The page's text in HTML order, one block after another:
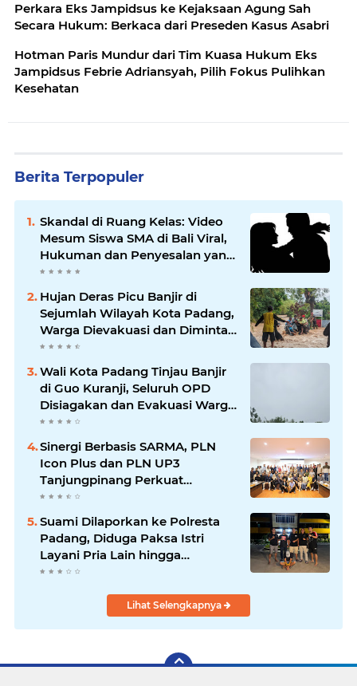
Perkara Eks Jampidsus ke Kejaksaan Agung Sah
Secara Hukum: Berkaca dari Preseden Kasus Asabri
Hotman Paris Mundur dari Tim Kuasa Hukum Eks
Jampidsus Febrie Adriansyah, Pilih Fokus Pulihkan
Kesehatan
Berita Terpopuler
Skandal di Ruang Kelas: Video
Mesum Siswa SMA di Bali Viral,
Hukuman dan Penyesalan yang
Mengikuti
Hujan Deras Picu Banjir di
Sejumlah Wilayah Kota Padang,
Warga Dievakuasi dan Diminta
Waspada Banjir Susulan
Wali Kota Padang Tinjau Banjir
di Guo Kuranji, Seluruh OPD
Disiagakan dan Evakuasi Warga
Dipercepat
Sinergi Berbasis SARMA, PLN
Icon Plus dan PLN UP3
Tanjungpinang Perkuat
Kolaborasi Strategis
Suami Dilaporkan ke Polresta
Padang, Diduga Paksa Istri
Layani Pria Lain hingga
Berulang Kali
Lihat Selengkapnya